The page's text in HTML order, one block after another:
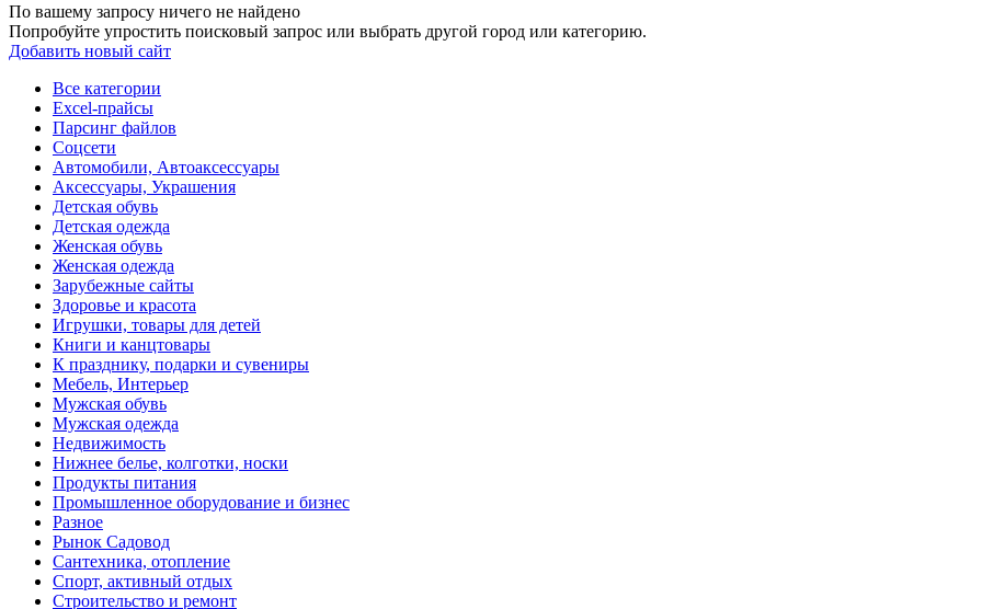
По вашему запросу ничего не найдено
Попробуйте упростить поисковый запрос или выбрать другой город или категорию.
Добавить новый сайт
Все категории
Excel-прайсы
Парсинг файлов
Соцсети
Автомобили, Автоаксессуары
Аксессуары, Украшения
Детская обувь
Детская одежда
Женская обувь
Женская одежда
Зарубежные сайты
Здоровье и красота
Игрушки, товары для детей
Книги и канцтовары
К празднику, подарки и сувениры
Мебель, Интерьер
Мужская обувь
Мужская одежда
Недвижимость
Нижнее белье, колготки, носки
Продукты питания
Промышленное оборудование и бизнес
Разное
Рынок Садовод
Сантехника, отопление
Спорт, активный отдых
Строительство и ремонт